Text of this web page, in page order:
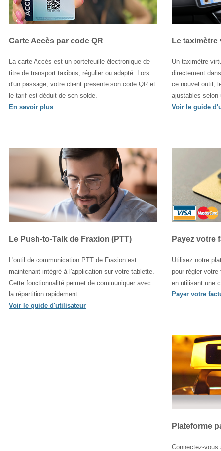
Carte Accès par code QR
La carte Accès est un portefeuille électronique de
titre de transport taxibus, régulier ou adapté. Lors
d'un passage, votre client présente son code QR et
le tarif est déduit de son solde.
En savoir plus
Le taximètre
Un taximètre
directement
ce nouvel outil,
ajustables selon
Voir le guide
Le Push-to-Talk de Fraxion (PTT)
L'outil de communication PTT de Fraxion est
maintenant intégré à l'application sur votre tablette.
Cette fonctionnalité permet de communiquer avec
la répartition rapidement.
Voir le guide d'utilisateur
Payez votre
Utilisez notre
pour régler
en utilisant une
Payer votre
Plateforme
Connectez-vous